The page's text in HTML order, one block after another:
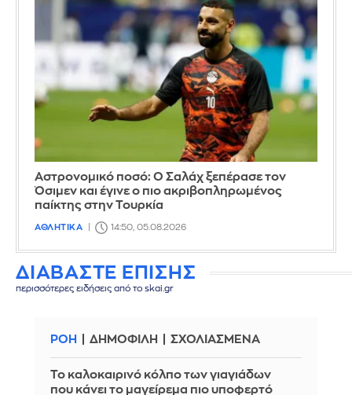
Αστρονομικό ποσό: Ο Σαλάχ ξεπέρασε τον
Όσιμεν και έγινε ο πιο ακριβοπληρωμένος
παίκτης στην Τουρκία
ΑΘΛΗΤΙΚΑ 14:50, 05.08.2026
ΔΙΑΒΑΣΤΕ ΕΠΙΣΗΣ
περισσότερες ειδήσεις από το skai.gr
ΡΟΗ ΔΗΜΟΦΙΛΗ ΣΧΟΛΙΑΣΜΕΝΑ
Το καλοκαιρινό κόλπο των γιαγιάδων
που κάνει το μαγείρεμα πιο υποφερτό